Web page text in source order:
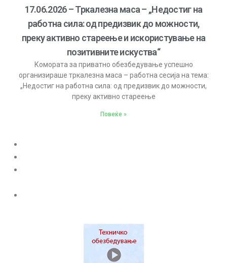
17.06.2026 – Тркалезна маса – „Недостиг на
работна сила: од предизвик до можности,
преку активно стареење и искористување на
позитивните искуства“
Комората за приватно обезбедување успешно
организираше тркалезна маса – работна сесија на тема:
„Недостиг на работна сила: од предизвик до можности,
преку активно стареење
Повеќе »